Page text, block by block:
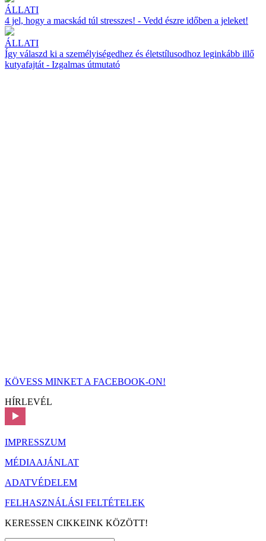
ÁLLATI
4 jel, hogy a macskád túl stresszes! - Vedd észre időben a jeleket!
ÁLLATI
Így válaszd ki a személyiségedhez és életstílusodhoz leginkább illő
kutyafajtát - Izgalmas útmutató
KÖVESS MINKET A FACEBOOK-ON!
HÍRLEVÉL
IMPRESSZUM
MÉDIAAJÁNLAT
ADATVÉDELEM
FELHASZNÁLÁSI FELTÉTELEK
KERESSEN CIKKEINK KÖZÖTT!